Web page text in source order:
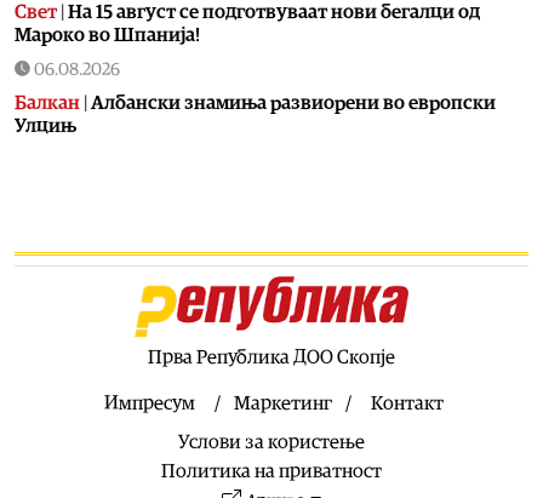
Свет| На 15 август се подготвуваат нови бегалци од
Мароко во Шпанија!
06.08.2026
Балкан Албански знамиња развиорени во европски
Улцињ
06.08.2026
Помалку првачиња, помалку иднина:
Демографската криза веќе стигна до училишните
Први случаи на западнонилска треска во
со невроинвазивна форма
Прва Република ДОО Скопје
Импресум Маркетинг
Контакт
Услови за користење
Политика на приватност